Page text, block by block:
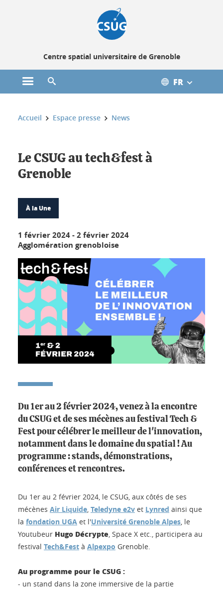
Centre spatial universitaire de Grenoble
Ouvrir le menu principal FR
Vous êtes ici :
Accueil Espace presse News
Le CSUG au tech&fest à
Grenoble
À la Une
1 février 2024-2 février 2024
Agglomération grenobloise
Du 1er au 2 février 2024, venez à la encontre
du CSUG et de ses mécènes au festival Tech &
Fest pour célébrer le meilleur de l'innovation,
notamment dans le domaine du spatial ! Au
programme : stands, démonstrations,
conférences et rencontres.
Du 1er au 2 février 2024, le CSUG, aux côtés de ses
mécènes Air Liquide Teledyne e2v et Lynred ainsi que
la fondation UGA et l'Université Grenoble Alpes , le
Youtubeur Hugo Décrypte , Space X etc., participera au
festival Tech&Fest à Alpexpo Grenoble.
Au programme pour le CSUG :
- un stand dans la zone immersive de la partie